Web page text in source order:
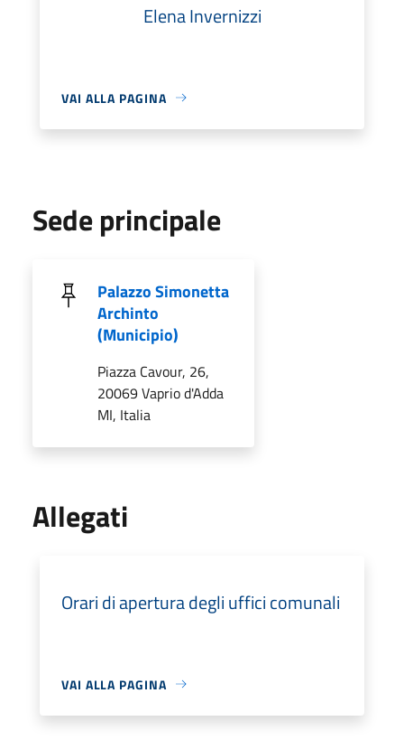
Elena Invernizzi
VAI ALLA PAGINA
Sede principale
Palazzo Simonetta
Archinto
(Municipio)
Piazza Cavour, 26,
20069 Vaprio d'Adda
MI, Italia
Allegati
Orari di apertura degli uffici comunali
VAI ALLA PAGINA